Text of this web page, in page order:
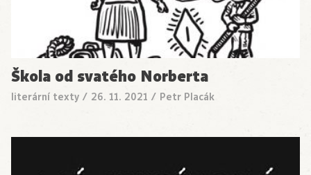
Škola od svatého Norberta
literární texty / 26. 11. 2021 / Petr Placák